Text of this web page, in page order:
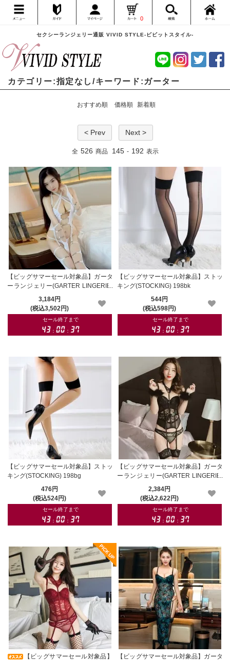
セクシーランジェリー通販 VIVID STYLE-ビビットスタイル-
0
カテゴリー:指定なし/キーワード:ガーター
おすすめ順 価格順 新着順
< Prev Next >
全 526 商品 145 - 192 表示
【ビッグサマーセール対象品】ガータ
ーランジェリー(GARTER LINGERIE)
3,184円
(税込3,502円)
【ビッグサマーセール対象品】ストッ
キング(STOCKING) 198bk
544円
(税込598円)
【ビッグサマーセール対象品】ストッ
キング(STOCKING) 198bg
476円
(税込524円)
【ビッグサマーセール対象品】ガータ
ーランジェリー(GARTER LINGERIE)
2,384円
(税込2,622円)
【ビッグサマーセール対象品】
【ビッグサマーセール対象品】ガータ